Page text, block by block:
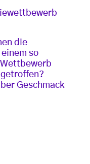
die
so
Geschmack